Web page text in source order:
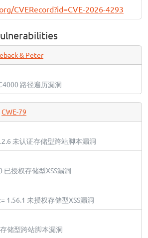
CVERecord?id=CVE-2026-4293
& Peter
路径遍历漏洞
CWE-79
未认证存储型跨站脚本漏洞
授权存储型XSS漏洞
1.56.1 未授权存储型XSS漏洞
储型跨站脚本漏洞